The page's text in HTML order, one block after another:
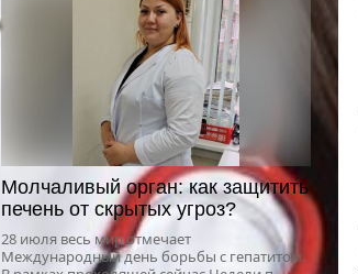
Молчаливый орган: как защитить
печень от скрытых угроз?
28 июля весь мир отмечает
Международный день борьбы с гепатитом.